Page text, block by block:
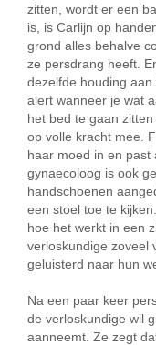
zitten, wordt er een
is, is Carlijn op
grond alles behalve
ze persdrang heeft.
dezelfde houding
alert wanneer je wat
het bed te gaan
op volle kracht mee.
haar moed in en past
gynaecoloog is ook
handschoenen
een stoel toe te
hoe het werkt in een
verloskundige zoveel
geluisterd naar hun
Na een paar keer
de verloskundige wil
aanneemt. Ze zegt